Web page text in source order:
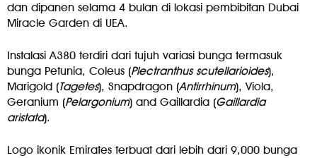
dan dipanen selama 4 bulan di lokasi pembibitan Dubai
Miracle Garden di UEA.
Instalasi A380 terdiri dari tujuh variasi bunga termasuk
bunga Petunia, Coleus (Plectranthus scutellarioides),
Marigold (Tagetes), Snapdragon (Antirrhinum), Viola,
Geranium (Pelargonium) and Gaillardia (Gaillardia
aristata).
Logo ikonik Emirates terbuat dari lebih dari 9,000 bunga